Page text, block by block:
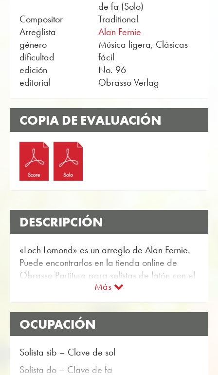
de fa (Solo)
Compositor
Traditional
Arreglista
Alan Fernie
género
Música ligera, Clásicas
dificultad
fácil
edición
No. 96
editorial
Obrasso Verlag
COPIA DE EVALUACIÓN
DESCRIPCIÓN
«Loch Lomond» es un arreglo de Alan Fernie.
Puede encontrarlos en la tienda online de
Obrasso Partitura para solistas de latón con el
artículo no. 17720 disponible. La partitura se
clasifica en Nivel de dificultad B (fácil). Más
Música para entretenimiento por solistas de
latón se puede encontrar utilizando la función
de búsqueda flexible.
Utilice la puntuación de prueba gratuita para
«Loch Lomond» y obtenga una impresión
Más
OCUPACIÓN
Solista sib – Clave de sol
Solista do – Clave de fa